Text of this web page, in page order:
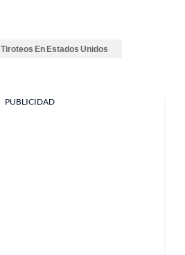
Tiroteos En Estados Unidos
PUBLICIDAD